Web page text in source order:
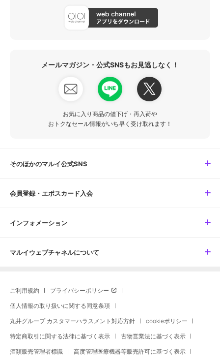
メールマガジン・公式SNSもお見逃しなく！
お気に入り商品の値下げ・再入荷や
おトクなセール情報がいち早く受け取れます！
そのほかのマルイ公式SNS
会員登録・エポスカード入会
インフォメーション
マルイウェブチャネルについて
ご利用規約 プライバシーポリシー
個人情報の取り扱いに関する同意条項
丸井グループ カスタマーハラスメント対応方針 cookieポリシー
特定商取引に関する法律に基づく表示 古物営業法に基づく表示
酒類販売管理者標識 高度管理医療機器等販売許可に基づく表示